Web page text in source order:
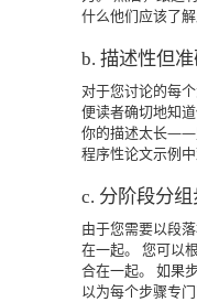
什么他们应该了解
b. 描述性但准
对于您讨论的每
便读者确切地知
你的描述太长——
程序性论文示例中
c. 分阶段分组
由于您需要以段
在一起。
您可以
合在一起。
如果
以为每个步骤专门